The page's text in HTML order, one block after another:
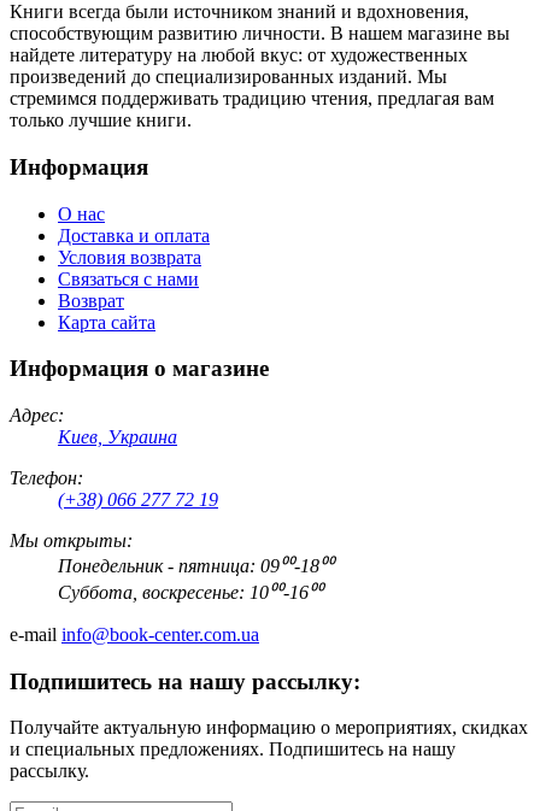
Книги всегда были источником знаний и вдохновения,
способствующим развитию личности. В нашем магазине вы
найдете литературу на любой вкус: от художественных
произведений до специализированных изданий. Мы
стремимся поддерживать традицию чтения, предлагая вам
только лучшие книги.
Информация
О нас
Доставка и оплата
Условия возврата
Связаться с нами
Возврат
Карта сайта
Информация о магазине
Адрес:
Киев, Украина
Телефон:
(+38) 066 277 72 19
Мы открыты:
Понедельник - пятница: 09⁰⁰-18⁰⁰
Суббота, воскресенье: 10⁰⁰-16⁰⁰
e-mail info@book-center.com.ua
Подпишитесь на нашу рассылку:
Получайте актуальную информацию о мероприятиях, скидках
и специальных предложениях. Подпишитесь на нашу
рассылку.